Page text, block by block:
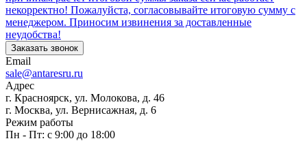
некорректно! Пожалуйста, согласовывайте итоговую сумму с
менеджером. Приносим извинения за доставленные
неудобства!
Заказать звонок
Email
sale@antaresru.ru
Адрес
г. Красноярск, ул. Молокова, д. 46
г. Москва, ул. Вернисажная, д. 6
Режим работы
Пн - Пт: с 9:00 до 18:00